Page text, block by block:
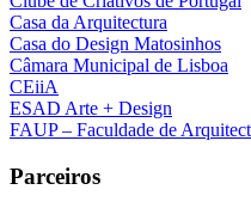
Casa da Arquitectura
Casa do Design Matosinhos
Câmara Municipal de Lisboa
CEiiA
ESAD Arte + Design
FAUP – Faculdade de
Parceiros